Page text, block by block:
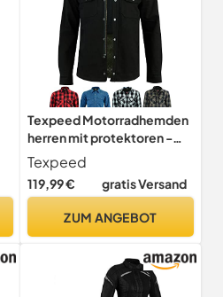
Texpeed Motorradhemden
herren mit protektoren -
Biker Motorradjacke
Hemden Hergestellt mit
Aramid - Mit Schutz (EN
Texpeed
119,99 € gratis Versand
ZUM ANGEBOT